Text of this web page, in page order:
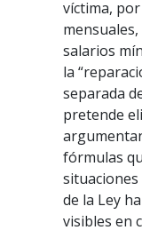
víctima,
salarios
la
separada
pretende
fórmulas
de la Ley
visibles en